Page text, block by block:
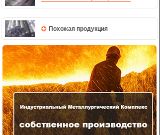
Похожая продукция